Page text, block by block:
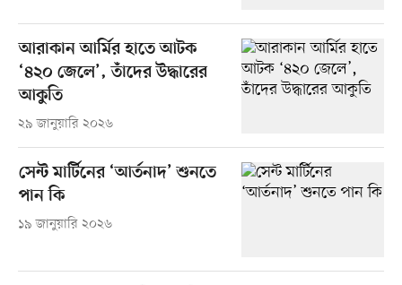
আরাকান আর্মির হাতে আটক
‘৪২০ জেলে’, তাঁদের উদ্ধারের
আকুতি
২৯ জানুয়ারি ২০২৬
সেন্ট মার্টিনের ‘আর্তনাদ’ শুনতে
পান কি
১৯ জানুয়ারি ২০২৬